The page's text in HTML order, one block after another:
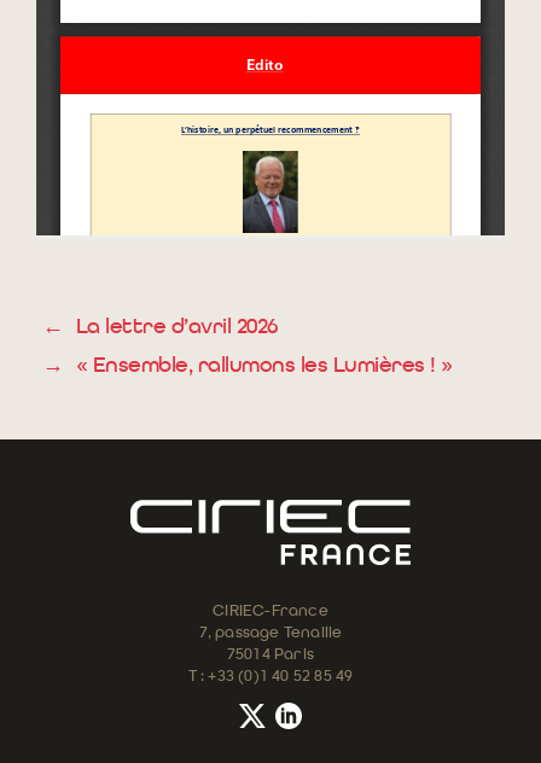
←
La lettre d’avril 2026
→
« Ensemble, rallumons les Lumières ! »
CIRIEC-France
7, passage Tenaille
75014 Paris
T : +33 (0)1 40 52 85 49